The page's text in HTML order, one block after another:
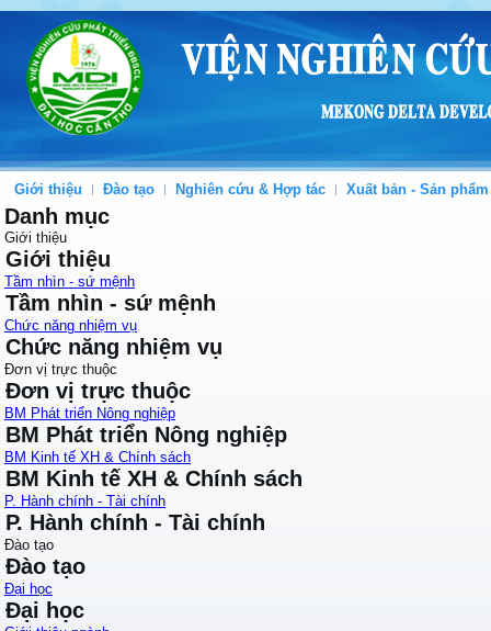
Giới thiệu Đào tạo Nghiên cứu & Hợp tác Xuất bản - Sản phẩm
Danh mục
Giới thiệu
Giới thiệu
Tầm nhìn - sứ mệnh
Tầm nhìn - sứ mệnh
Chức năng nhiệm vụ
Chức năng nhiệm vụ
Đơn vị trực thuộc
Đơn vị trực thuộc
BM Phát triển Nông nghiệp
BM Phát triển Nông nghiệp
BM Kinh tế XH & Chính sách
BM Kinh tế XH & Chính sách
P. Hành chính - Tài chính
P. Hành chính - Tài chính
Đào tạo
Đào tạo
Đại học
Đại học